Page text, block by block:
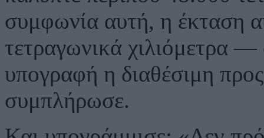
συμφωνία αυτή, η έκταση
τετραγωνικά χιλιόμετρα —
υπογραφή η διαθέσιμη
συμπλήρωσε.